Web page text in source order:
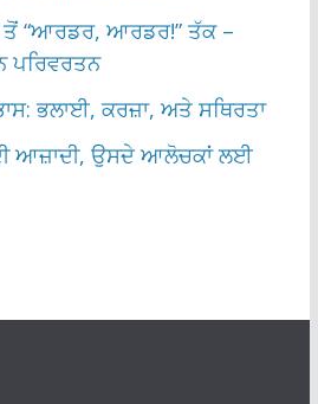
ਤੋਂ “ਆਰਡਰ, ਆਰਡਰ!” ਤੱਕ –
ਪਰਿਵਰਤਨ
ਭਲਾਈ, ਕਰਜ਼ਾ, ਅਤੇ ਸਥਿਰਤਾ
ਆਜ਼ਾਦੀ, ਉਸਦੇ ਆਲੋਚਕਾਂ ਲਈ